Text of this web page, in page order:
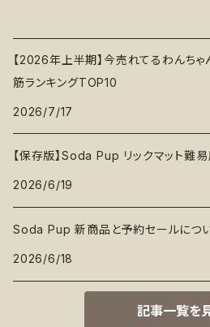
【2026年上半期】今売れてるわんちゃ
筋ランキングTOP10
2026/7/17
【保存版】Soda Pup リックマット難易
2026/6/19
Soda Pup 新商品と予約セールにつ
2026/6/18
記事一覧を